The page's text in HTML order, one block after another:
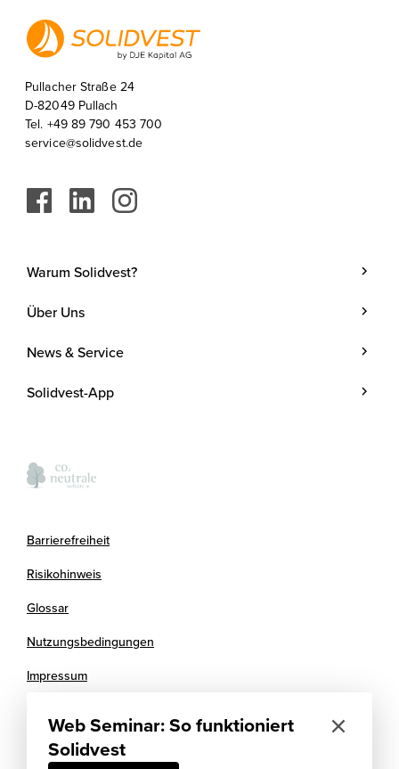
Web Seminar: So funktioniert
Solidvest
Pullacher Straße 24
D-82049 Pullach
Tel. +49 89 790 453 700
service@solidvest.de
Warum Solidvest?
Geldanlage
Investmentstrategie
Investmentprozess
Über Uns
Unternehmen
Kosten
News & Service
Blog
Presse
Solidvest-App
Barrierefreiheit
Risikohinweis
Glossar
Nutzungsbedingungen
Impressum
Cookies